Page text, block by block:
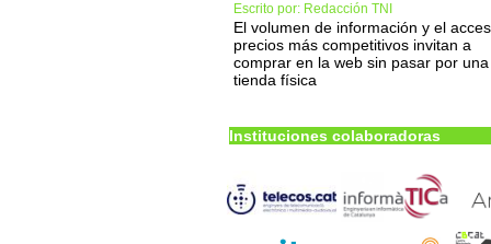
Escrito por: Redacción TNI
El volumen de información y el
precios más competitivos invitan a
comprar en la web sin pasar por una
tienda física
Instituciones colaboradoras